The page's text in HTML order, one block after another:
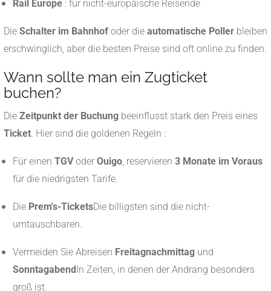
Rail Europe : für nicht-europäische Reisende
Die Schalter im Bahnhof oder die automatische Poller bleiben
erschwinglich, aber die besten Preise sind oft online zu finden.
Wann sollte man ein Zugticket
buchen?
Die Zeitpunkt der Buchung beeinflusst stark den Preis eines
Ticket . Hier sind die goldenen Regeln :
Für einen TGVoder Ouigo , reservieren 3 Monate im Voraus
für die niedrigsten Tarife.
Die Prem's-TicketsDie billigsten sind die nicht-
umtauschbaren.
Vermeiden Sie Abreisen Freitagnachmittag und
SonntagabendIn Zeiten, in denen der Andrang besonders
groß ist.